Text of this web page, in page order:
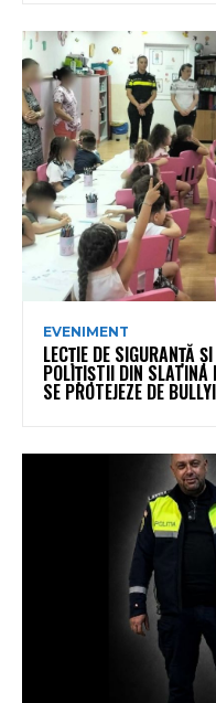
EVENIMENT
LECȚIE DE SIGURANȚĂ
POLIȚIȘTII DIN
SE PROTEJEZE DE